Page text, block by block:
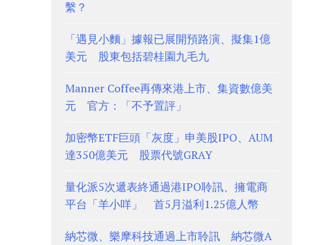
繫？
「遇見小麵」據報已展開預路演、擬集1億
美元 股東包括碧桂園九毛九
Manner Coffee再傳來港上市、集資數億美
元 官方：「不予置評」
加密幣ETF巨頭「灰度」申美股IPO、AUM
達350億美元 股票代號GRAY
量化派5次遞表終通過港IPO聆訊、擁電商
平台「羊小咩」 首5月溢利1.25億人幣
納芯微、樂摩科技通過上市聆訊 納芯微A